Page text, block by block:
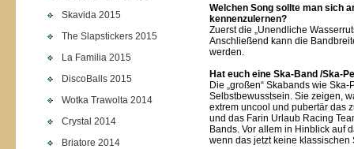
Skavida 2015
The Slapstickers 2015
La Familia 2015
DiscoBalls 2015
Wotka Trawolta 2014
Crystal 2014
Briatore 2014
Welchen Song sollte man sich
kennenzulernen?
Zuerst die „Unendliche
Anschließend kann die
werden.
Hat euch eine Ska-Band /Ska-
Die „großen“ Skabands wie
Selbstbewusstsein. Sie zeigen,
extrem uncool und pubertär das
und das Farin Urlaub Racing
Bands. Vor allem in Hinblick auf
wenn das jetzt keine